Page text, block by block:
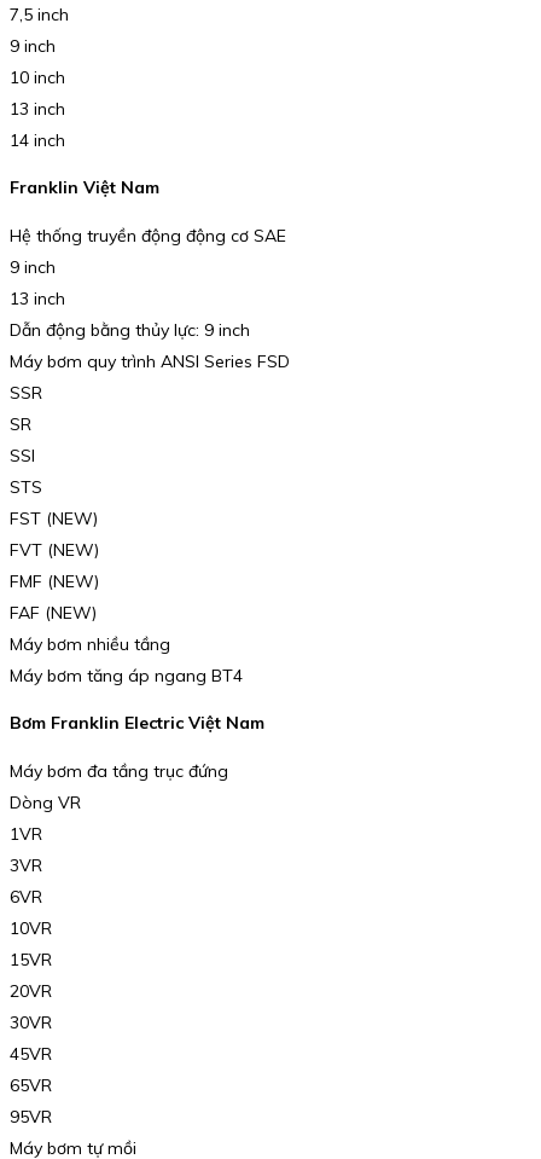
7,5 inch
9 inch
10 inch
13 inch
14 inch
Franklin Việt Nam
Hệ thống truyền động động cơ SAE
9 inch
13 inch
Dẫn động bằng thủy lực: 9 inch
Máy bơm quy trình ANSI Series FSD
SSR
SR
SSI
STS
FST (NEW)
FVT (NEW)
FMF (NEW)
FAF (NEW)
Máy bơm nhiều tầng
Máy bơm tăng áp ngang BT4
Bơm Franklin Electric Việt Nam
Máy bơm đa tầng trục đứng
Dòng VR
1VR
3VR
6VR
10VR
15VR
20VR
30VR
45VR
65VR
95VR
Máy bơm tự mồi